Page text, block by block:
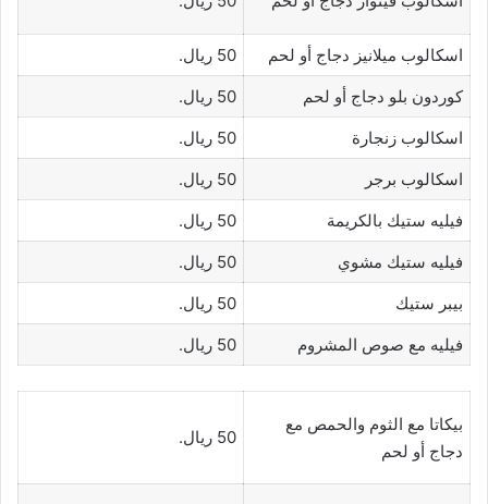
اسكالوب ميلانيز دجاج أو لحم
50 ريال.
كوردون بلو دجاج أو لحم
50 ريال.
اسكالوب زنجارة
50 ريال.
اسكالوب برجر
50 ريال.
فيليه ستيك بالكريمة
50 ريال.
فيليه ستيك مشوي
50 ريال.
بيبر ستيك
50 ريال.
فيليه مع صوص المشروم
50 ريال.
بيكاتا مع الثوم والحمص مع
دجاج أو لحم
50 ريال.